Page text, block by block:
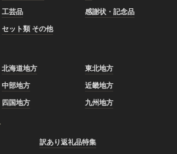
工芸品
感謝状・記念品
セット類 その他
北海道地方
東北地方
中部地方
近畿地方
四国地方 九州地方
訳あり返礼品特集